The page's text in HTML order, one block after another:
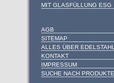
MIT GLASFÜLLUNG ESG
AGB
SITEMAP
ALLES ÜBER EDELSTAHL
KONTAKT
IMPRESSUM
SUCHE NACH